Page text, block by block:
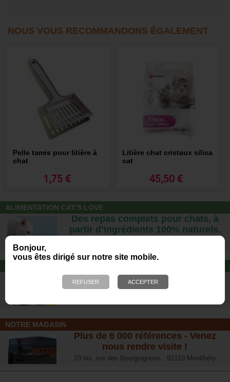
Bonjour,
vous êtes dirigé sur notre site mobile.
NOUS VOUS RECOMMANDONS ÉGALEMENT
Pelle tamis pour litière à
chat
1,75 €
Litière chat cristaux silica
cat
45,50 €
ALIMENTATION CAT'S LOVE
Des repas complets pour chats, à
partir d’ingrédients 100% naturels.
Offrez-lui un jouet pour des heures
de plaisirs !
NOTRE MAGASIN
Plus de 6 000 références - Venez
nous rendre visite !
23 bis, rue des Bourguignons, 91310 Montlhéry